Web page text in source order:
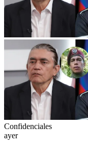
Confidenciales
ayer